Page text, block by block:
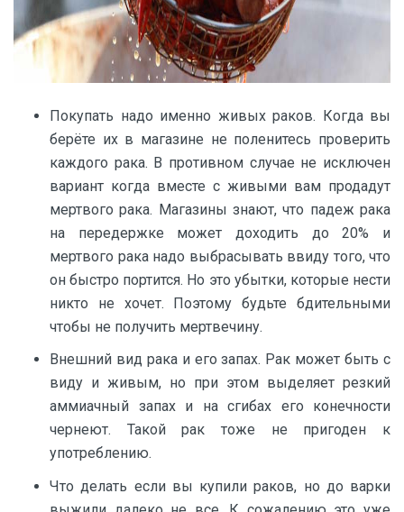
Покупать надо именно живых раков. Когда вы
берёте их в магазине не поленитесь проверить
каждого рака. В противном случае не исключен
вариант когда вместе с живыми вам продадут
мертвого рака. Магазины знают, что падеж рака
на передержке может доходить до 20% и
мертвого рака надо выбрасывать ввиду того, что
он быстро портится. Но это убытки, которые нести
никто не хочет. Поэтому будьте бдительными
чтобы не получить мертвечину.
Внешний вид рака и его запах. Рак может быть с
виду и живым, но при этом выделяет резкий
аммиачный запах и на сгибах его конечности
чернеют. Такой рак тоже не пригоден к
употреблению.
Что делать если вы купили раков, но до варки